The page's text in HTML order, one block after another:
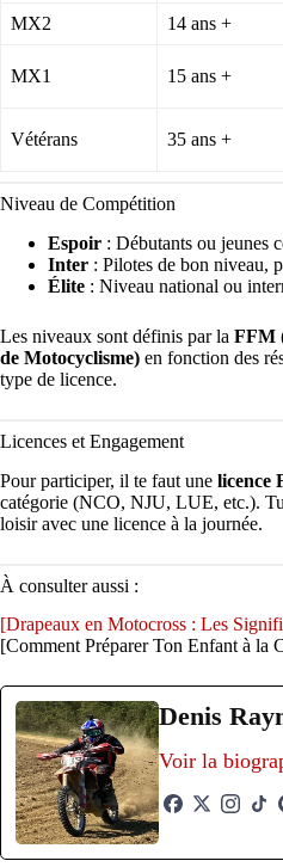
MX2 14 ans +
MX1 15 ans +
Vétérans 35 ans +
Niveau de Compétition
Espoir : Débutants ou jeunes
Inter : Pilotes de bon niveau,
Élite : Niveau national ou
Les niveaux sont définis par la FFM
de Motocyclisme) en fonction des
type de licence.
Licences et Engagement
Pour participer, il te faut une licence
catégorie (NCO, NJU, LUE, etc.).
loisir avec une licence à la journée.
À consulter aussi :
[Drapeaux en Motocross : Les
[Comment Préparer Ton Enfant à la
Denis
Voir la